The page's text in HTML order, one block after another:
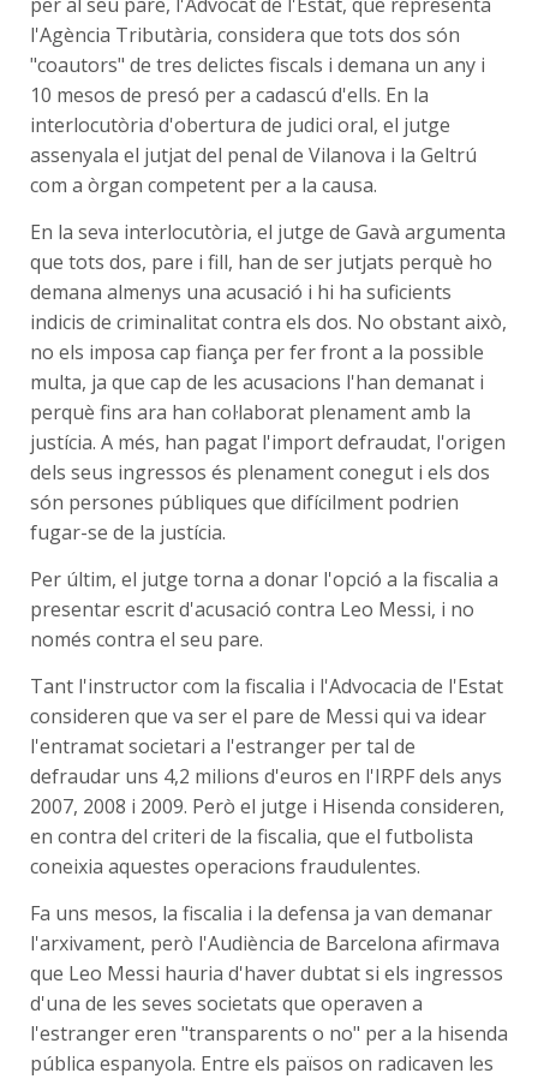
per al seu pare, l'Advocat de l'Estat, que representa
l'Agència Tributària, considera que tots dos són
"coautors" de tres delictes fiscals i demana un any i
10 mesos de presó per a cadascú d'ells. En la
interlocutòria d'obertura de judici oral, el jutge
assenyala el jutjat del penal de Vilanova i la Geltrú
com a òrgan competent per a la causa.
En la seva interlocutòria, el jutge de Gavà argumenta
que tots dos, pare i fill, han de ser jutjats perquè ho
demana almenys una acusació i hi ha suficients
indicis de criminalitat contra els dos. No obstant això,
no els imposa cap fiança per fer front a la possible
multa, ja que cap de les acusacions l'han demanat i
perquè fins ara han col·laborat plenament amb la
justícia. A més, han pagat l'import defraudat, l'origen
dels seus ingressos és plenament conegut i els dos
són persones públiques que difícilment podrien
fugar-se de la justícia.
Per últim, el jutge torna a donar l'opció a la fiscalia a
presentar escrit d'acusació contra Leo Messi, i no
només contra el seu pare.
Tant l'instructor com la fiscalia i l'Advocacia de l'Estat
consideren que va ser el pare de Messi qui va idear
l'entramat societari a l'estranger per tal de
defraudar uns 4,2 milions d'euros en l'IRPF dels anys
2007, 2008 i 2009. Però el jutge i Hisenda consideren,
en contra del criteri de la fiscalia, que el futbolista
coneixia aquestes operacions fraudulentes.
Fa uns mesos, la fiscalia i la defensa ja van demanar
l'arxivament, però l'Audiència de Barcelona afirmava
que Leo Messi hauria d'haver dubtat si els ingressos
d'una de les seves societats que operaven a
l'estranger eren "transparents o no" per a la hisenda
pública espanyola. Entre els països on radicaven les